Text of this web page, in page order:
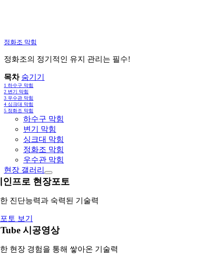
정화조 막힘
정화조의 정기적인 유지 관리는 필수!
목차 숨기기
1 하수구 막힘
2 변기 막힘
3 우수관 막힘
4 싱크대 막힘
5 정화조 막힘
하수구 막힘
변기 막힘
싱크대 막힘
정화조 막힘
우수관 막힘
현장 갤러리
인프로 현장포토
진단능력과 숙력된 기술력
토 보기
시공영상
현장 경험을 통해 쌓아온 기술력